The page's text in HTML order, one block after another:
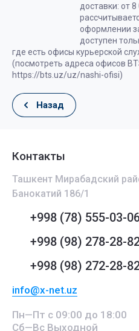
доставки: от
оформлении
доступен
где есть офисы курьерской
(посмотреть адреса офисов
https://bts.uz/uz/nashi-ofisi)
Назад
Контакты
Ташкент Мирабадский
Банокатий 186/1
+998 (78) 555-03-
+998 (98) 278-28-
+998 (98) 272-28-
info@x-net.uz
Пн—Пт с 09:00 до 18:00
Сб—Вс Выходной